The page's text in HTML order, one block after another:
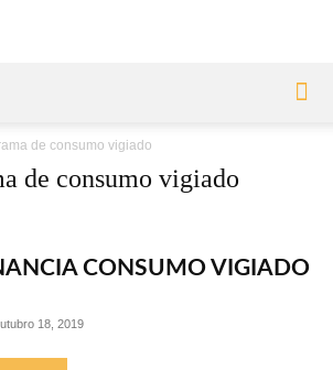
de consumo vigiado
de consumo vigiado
CONSUMO VIGIADO
18, 2019